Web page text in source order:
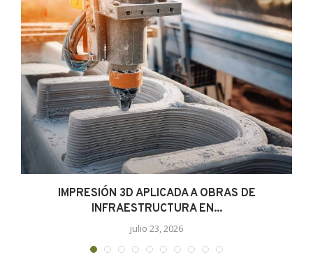
IMPRESIÓN 3D APLICADA A OBRAS DE
INFRAESTRUCTURA EN...
julio 23, 2026